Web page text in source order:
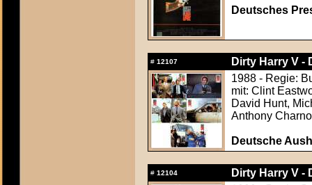
Deutsches
# 12107
Dirty Harry V -
1988 - Regie:
mit: Clint
David Hunt,
Anthony
Deutsche
# 12104
Dirty Harry V -